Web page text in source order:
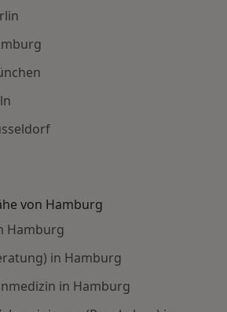
von Hamburg
Hamburg
in Hamburg
in Hamburg